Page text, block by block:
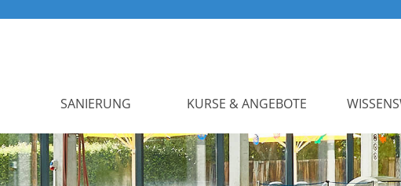
SANIERUNG KURSE & ANGEBOTE